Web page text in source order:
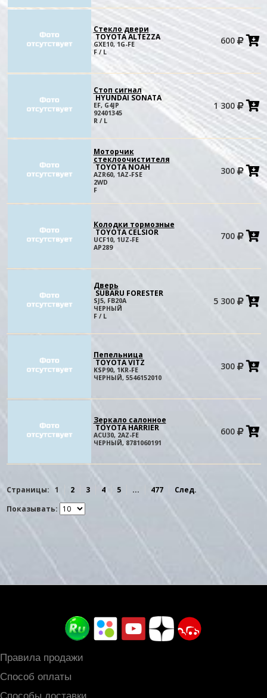
Стекло двери
TOYOTA ALTEZZA
GXE10, 1G-FE
F / L
600 в
Стоп сигнал
HYUNDAI SONATA
EF, G4JP
92401345
R / L
1 300 в
Моторчик
стеклоочистителя
TOYOTA NOAH
AZR60, 1AZ-FSE
2WD
F
300 в
Колодки тормозные
TOYOTA CELSIOR
UCF10, 1UZ-FE
AP289
700
Дверь
SUBARU FORESTER
SJ5, FB20A
ЧЕРНЫЙ
F / L
5 300
Пепельница
TOYOTA VITZ
KSP90, 1KR-FE
ЧЕРНЫЙ, 5546152010
300
Зеркало салонное
TOYOTA HARRIER
ACU30, 2AZ-FE
ЧЕРНЫЙ, 8781060191
600
Страницы: 1 2 3 4 5 ... 477
След.
Показывать:
Правила продажи
Способ оплаты